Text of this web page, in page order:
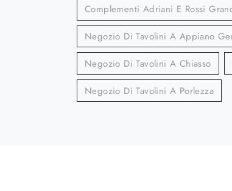
Complementi Adriani E Rossi
Negozio Di Tavolini A Appiano
Negozio Di Tavolini A Chiasso
Negozio Di Tavolini A Porlezza